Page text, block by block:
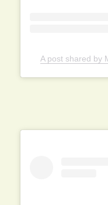
A post shared by